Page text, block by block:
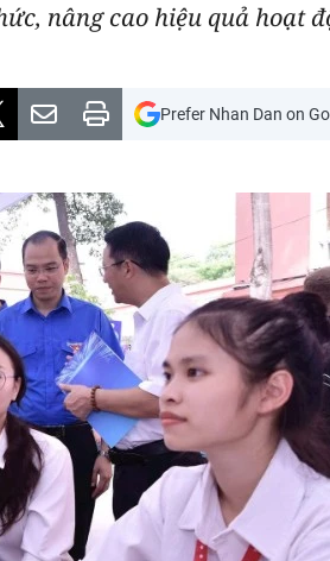
nâng cao hiệu quả hoạt
Prefer Nhan Dan on